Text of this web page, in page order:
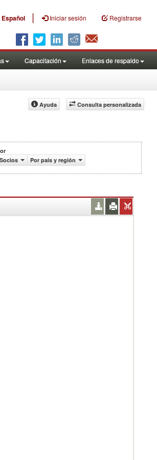
Español | Iniciar sesión Registrarse
Capacitación Enlaces de respaldo
Consulta personalizada
Ayuda
Socios
Por país y región